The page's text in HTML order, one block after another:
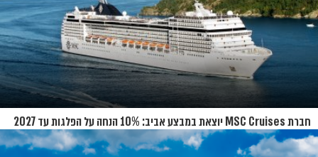
חברת MSC Cruises יוצאת במבצע אביב: 10% הנחה על הפלגות עד 2027